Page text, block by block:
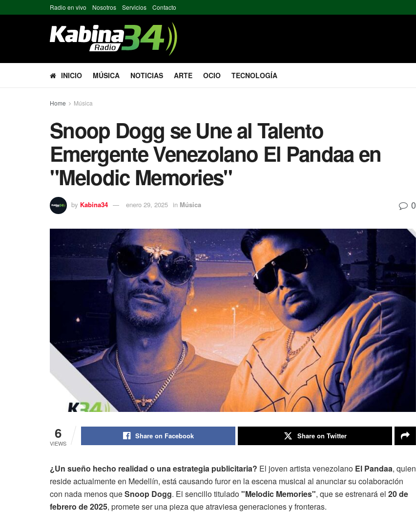
Radio en vivo Nosotros Servicios Contacto
INICIO MÚSICA NOTICIAS ARTE OCIO TECNOLOGÍA
Home Música
Snoop Dogg se Une al Talento
Emergente Venezolano El Pandaa en
"Melodic Memories"
by Kabina34 enero 29, 2025 in Música 0
6
VIEWS
Share on Facebook Share on Twitter
¿Un sueño hecho realidad o una estrategia publicitaria? El joven artista venezolano El Pandaa, quien
reside actualmente en Medellín, está causando furor en la escena musical al anunciar su colaboración
con nada menos queSnoop Dogg. El sencillo titulado"Melodic Memories", que se estrenará el 20 de
febrero de 2025, promete ser una pieza que atraviesa generaciones y fronteras.